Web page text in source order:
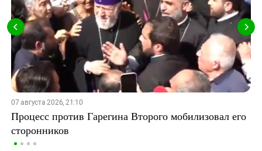
07 августа 2026, 21:10
Процесс против Гарегина Второго мобилизовал его
сторонников